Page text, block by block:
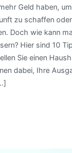
Geld haben,
zu schaffen
Doch wie kann
Hier sind 10
Sie einen
dabei, Ihre